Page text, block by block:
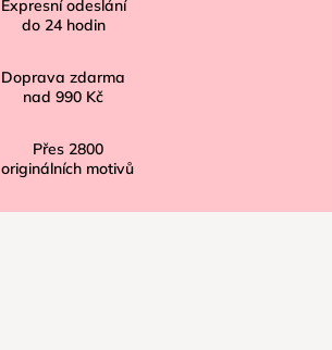
Expresní odeslání
do 24 hodin
Doprava zdarma
nad 990 Kč
Přes 2800
originálních motivů